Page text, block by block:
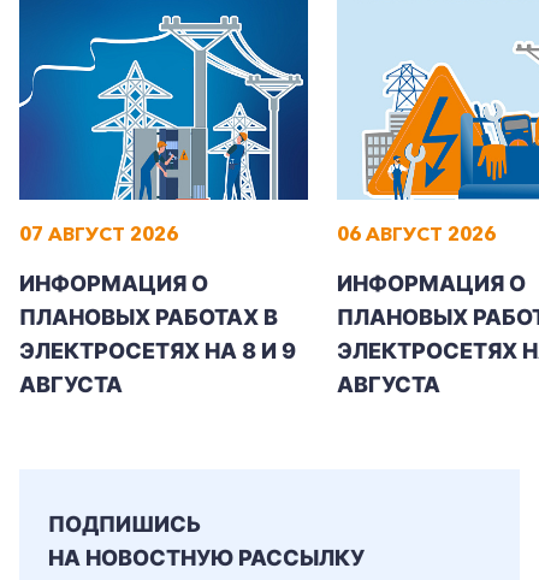
07 АВГУСТ 2026
ИНФОРМАЦИЯ О
ПЛАНОВЫХ РАБОТАХ В
ЭЛЕКТРОСЕТЯХ НА 8 И 9
АВГУСТА
06 АВГУСТ 2026
ИНФОРМАЦИЯ О
ПЛАНОВЫХ
ЭЛЕКТРОСЕТЯХ
АВГУСТА
ПОДПИШИСЬ
НА НОВОСТНУЮ РАССЫЛКУ